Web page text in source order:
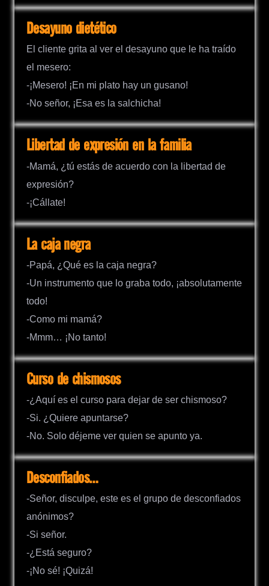
Desayuno dietético
El cliente grita al ver el desayuno que le ha traído
el mesero:
-¡Mesero! ¡En mi plato hay un gusano!
-No señor, ¡Esa es la salchicha!
Libertad de expresión en la familia
-Mamá, ¿tú estás de acuerdo con la libertad de
expresión?
-¡Cállate!
La caja negra
-Papá, ¿Qué es la caja negra?
-Un instrumento que lo graba todo, ¡absolutamente
todo!
-Como mi mamá?
-Mmm… ¡No tanto!
Curso de chismosos
-¿Aquí es el curso para dejar de ser chismoso?
-Si. ¿Quiere apuntarse?
-No. Solo déjeme ver quien se apunto ya.
Desconfiados…
-Señor, disculpe, este es el grupo de desconfiados
anónimos?
-Si señor.
-¿Está seguro?
-¡No sé! ¡Quizá!